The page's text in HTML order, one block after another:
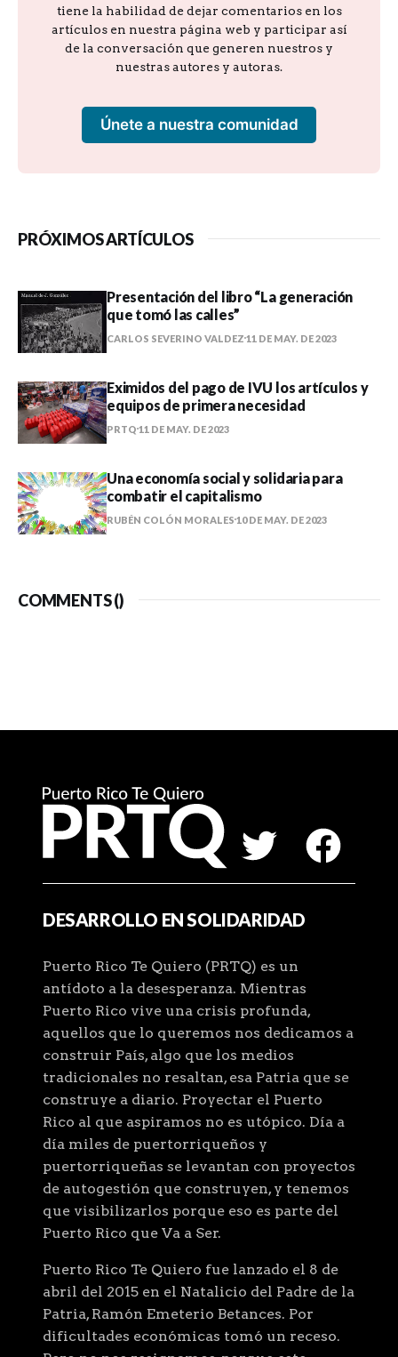
tiene la habilidad de dejar comentarios en los
artículos en nuestra página web y participar así
de la conversación que generen nuestros y
nuestras autores y autoras.
Únete a nuestra comunidad
PRÓXIMOS ARTÍCULOS
Presentación del libro “La generación
que tomó las calles”
CARLOS SEVERINO VALDEZ 11 DE MAY. DE 2023
Eximidos del pago de IVU los artículos y
equipos de primera necesidad
PRTQ 11 DE MAY. DE 2023
Una economía social y solidaria para
combatir el capitalismo
RUBÉN COLÓN MORALES 10 DE MAY. DE 2023
COMMENTS ()
DESARROLLO EN SOLIDARIDAD
Puerto Rico Te Quiero (PRTQ) es un
antídoto a la desesperanza. Mientras
Puerto Rico vive una crisis profunda,
aquellos que lo queremos nos dedicamos a
construir País, algo que los medios
tradicionales no resaltan, esa Patria que se
construye a diario. Proyectar el Puerto
Rico al que aspiramos no es utópico. Día a
día miles de puertorriqueños y
puertorriqueñas se levantan con proyectos
de autogestión que construyen, y tenemos
que visibilizarlos porque eso es parte del
Puerto Rico que Va a Ser.
Puerto Rico Te Quiero fue lanzado el 8 de
abril del 2015 en el Natalicio del Padre de la
Patria, Ramón Emeterio Betances. Por
dificultades económicas tomó un receso.